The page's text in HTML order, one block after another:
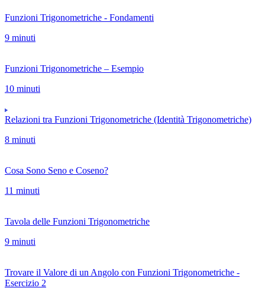
Funzioni Trigonometriche - Fondamenti
9 minuti
Funzioni Trigonometriche – Esempio
10 minuti
Relazioni tra Funzioni Trigonometriche (Identità Trigonometriche)
8 minuti
Cosa Sono Seno e Coseno?
11 minuti
Tavola delle Funzioni Trigonometriche
9 minuti
Trovare il Valore di un Angolo con Funzioni Trigonometriche -
Esercizio 2